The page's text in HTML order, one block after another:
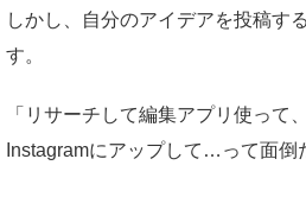
しかし、自分のアイデアを投稿す
す。
「リサーチして編集アプリ使って
Instagramにアップして…って面倒